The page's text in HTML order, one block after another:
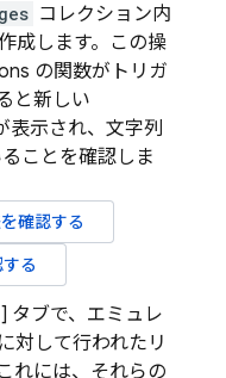
コレクション内
成します。この操
の関数がトリガ
と新しい
表示され、文字列
ることを確認しま
確認する
る
タブで、エミュレ
対して行われたリ
れには、それらの